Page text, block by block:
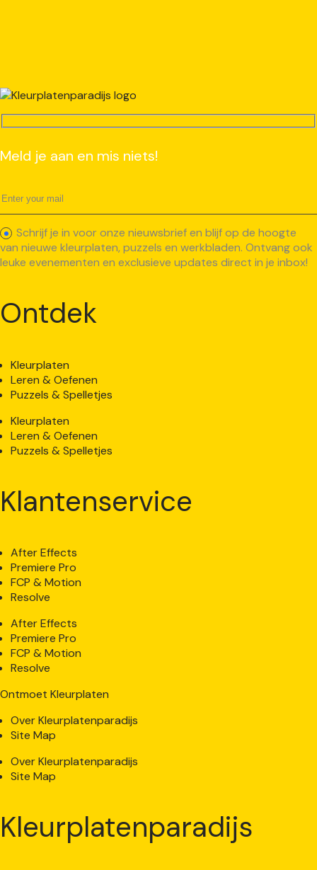
Meld je aan en mis niets!
Schrijf je in voor onze nieuwsbrief en blijf op de hoogte
van nieuwe kleurplaten, puzzels en werkbladen. Ontvang ook
leuke evenementen en exclusieve updates direct in je inbox!
Ontdek
Kleurplaten
Leren & Oefenen
Puzzels & Spelletjes
Kleurplaten
Leren & Oefenen
Puzzels & Spelletjes
Klantenservice
After Effects
Premiere Pro
FCP & Motion
Resolve
After Effects
Premiere Pro
FCP & Motion
Resolve
Ontmoet Kleurplaten
Over Kleurplatenparadijs
Site Map
Over Kleurplatenparadijs
Site Map
Kleurplatenparadijs